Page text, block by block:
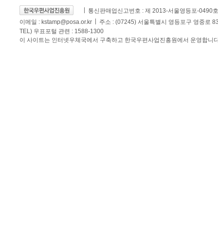
통신판매업신고번호 : 제 2013-서울영등포-0490호
이메일 : kstamp@posa.or.kr
주소 : (07245) 서울특별시 영등포구 영중로
TEL) 우표포털 관련 : 1588-1300
이 사이트는 인터넷우체국에서 구축하고 한국우편사업진흥원에서 운영합니